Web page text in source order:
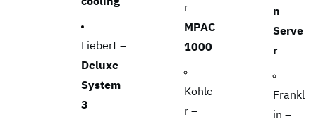
Liebert –
Deluxe
System
3
r –
MPAC
1000
Kohle
r –
n
Serve
r
Frankl
in –